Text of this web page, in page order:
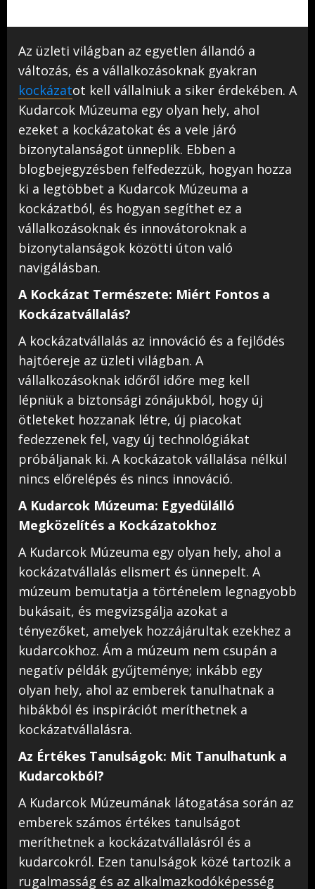
Az üzleti világban az egyetlen állandó a
változás, és a vállalkozásoknak gyakran
kockázatot kell vállalniuk a siker érdekében. A
Kudarcok Múzeuma egy olyan hely, ahol
ezeket a kockázatokat és a vele járó
bizonytalanságot ünneplik. Ebben a
blogbejegyzésben felfedezzük, hogyan hozza
ki a legtöbbet a Kudarcok Múzeuma a
kockázatból, és hogyan segíthet ez a
vállalkozásoknak és innovátoroknak a
bizonytalanságok közötti úton való
navigálásban.
A Kockázat Természete: Miért Fontos a
Kockázatvállalás?
A kockázatvállalás az innováció és a fejlődés
hajtóereje az üzleti világban. A
vállalkozásoknak időről időre meg kell
lépniük a biztonsági zónájukból, hogy új
ötleteket hozzanak létre, új piacokat
fedezzenek fel, vagy új technológiákat
próbáljanak ki. A kockázatok vállalása nélkül
nincs előrelépés és nincs innováció.
A Kudarcok Múzeuma: Egyedülálló
Megközelítés a Kockázatokhoz
A Kudarcok Múzeuma egy olyan hely, ahol a
kockázatvállalás elismert és ünnepelt. A
múzeum bemutatja a történelem legnagyobb
bukásait, és megvizsgálja azokat a
tényezőket, amelyek hozzájárultak ezekhez a
kudarcokhoz. Ám a múzeum nem csupán a
negatív példák gyűjteménye; inkább egy
olyan hely, ahol az emberek tanulhatnak a
hibákból és inspirációt meríthetnek a
kockázatvállalásra.
Az Értékes Tanulságok: Mit Tanulhatunk a
Kudarcokból?
A Kudarcok Múzeumának látogatása során az
emberek számos értékes tanulságot
meríthetnek a kockázatvállalásról és a
kudarcokról. Ezen tanulságok közé tartozik a
rugalmasság és az alkalmazkodóképesség